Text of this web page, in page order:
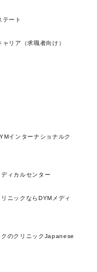
テート
リア（求職者向け）
インターナショナルク
ィカルセンター
ニックならDYMメディ
のクリニックJapanese